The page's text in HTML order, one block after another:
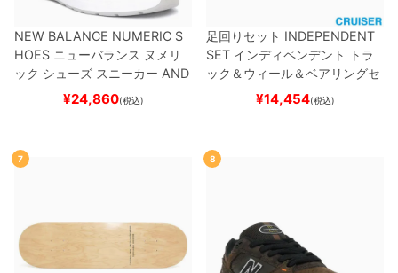
NEW BALANCE NUMERIC S
HOES ニューバランス ヌメリ
ック シューズ スニーカー AND
REW REYNOLDS 933
BLACK/NAVY
スケートボ
¥24,860(税込)
足回りセット INDEPENDENT
SET インディペンデント
トラ
ック＆ウィール＆ベアリングセ
（クルーザー用）
ボード スケボー
¥14,454(税込)
7 8